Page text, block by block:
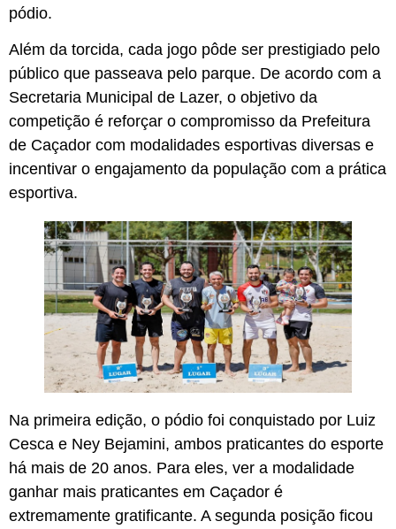
pódio.
Além da torcida, cada jogo pôde ser prestigiado pelo
público que passeava pelo parque. De acordo com a
Secretaria Municipal de Lazer, o objetivo da
competição é reforçar o compromisso da Prefeitura
de Caçador com modalidades esportivas diversas e
incentivar o engajamento da população com a prática
esportiva.
Na primeira edição, o pódio foi conquistado por Luiz
Cesca e Ney Bejamini, ambos praticantes do esporte
há mais de 20 anos. Para eles, ver a modalidade
ganhar mais praticantes em Caçador é
extremamente gratificante. A segunda posição ficou